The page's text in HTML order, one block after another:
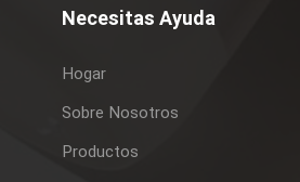
Necesitas Ayuda
Hogar
Sobre Nosotros
Productos